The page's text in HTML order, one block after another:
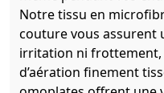
Notre tissu en
couture vous assurent
irritation ni frottement,
d’aération finement